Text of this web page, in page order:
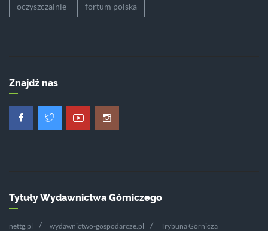
oczyszczalnie fortum polska
Znajdź nas
Tytuły Wydawnictwa Górniczego
nettg.pl wydawnictwo-gospodarcze.pl Trybuna Górnicza